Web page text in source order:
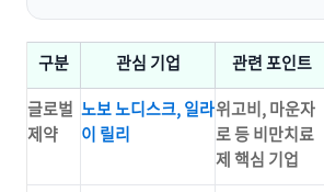
구분 관심 기업 관련 포인트
글로벌
제약
노보 노디스크, 일라
이 릴리
위고비, 마운자
로 등 비만치료
제 핵심 기업